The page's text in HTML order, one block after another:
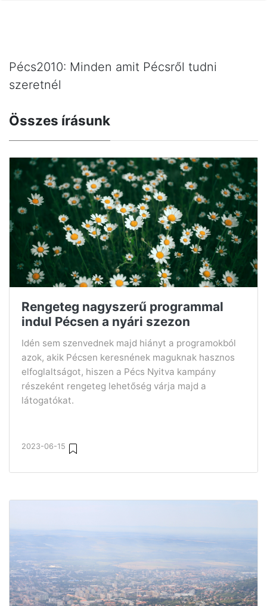
Pécs2010: Minden amit Pécsről tudni
szeretnél
Összes írásunk
Rengeteg nagyszerű programmal
indul Pécsen a nyári szezon
Idén sem szenvednek majd hiányt a programokból
azok, akik Pécsen keresnének maguknak hasznos
elfoglaltságot, hiszen a Pécs Nyitva kampány
részeként rengeteg lehetőség várja majd a
látogatókat.
2023-06-15